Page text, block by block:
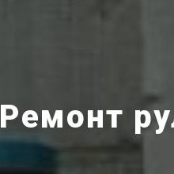
Ремонт